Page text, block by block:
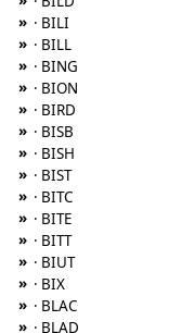
» · BILI
» · BILL
» · BING
» · BION
» · BIRD
» · BISB
» · BISH
» · BIST
» · BITC
» · BITE
» · BITT
» · BIUT
» · BIX
» · BLAC
» · BLAD